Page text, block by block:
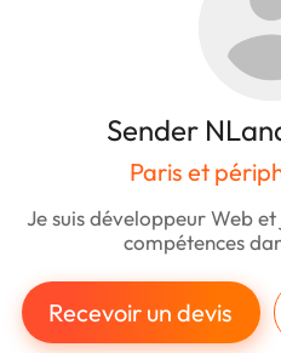
Sender
Paris et
Je suis développeur Web
compétences
Recevoir un devis